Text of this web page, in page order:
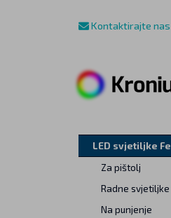
Kontaktirajte nas
Za pištolj
Radne svjetiljke
Na punjenje